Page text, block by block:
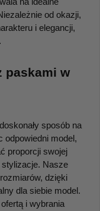
od okazji,
i elegancji,
paskami w
sposób na
odpowiedni model,
proporcji swojej
Nasze
dzięki
dla siebie model.
i wybrania